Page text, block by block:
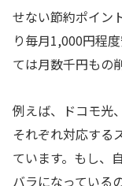
せない節約ポイン
り毎月1,000円程
ては月数千円もの
例えば、ドコモ光
それぞれ対応する
ています。もし、
バラになっている